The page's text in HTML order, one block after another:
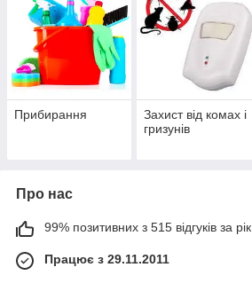
Прибирання
Захист від комах і
гризунів
Про нас
99% позитивних з 515 відгуків за рік
Працює з 29.11.2011